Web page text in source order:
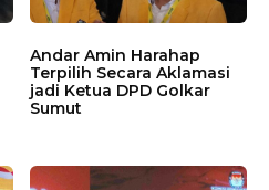
Andar Amin Harahap
Terpilih Secara Aklamasi
jadi Ketua DPD Golkar
Sumut